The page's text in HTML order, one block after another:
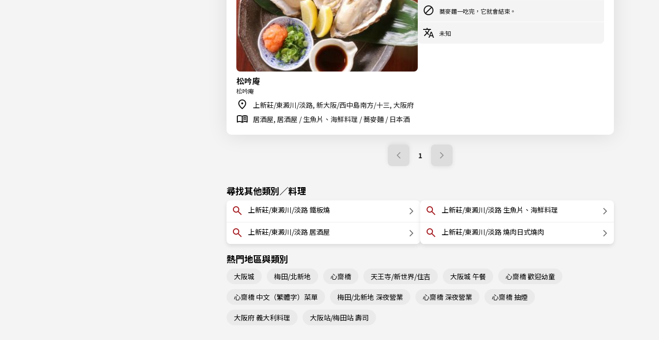
松吟庵
松吟庵
上新莊/東澱川/淡路, 新大阪/西中島南方/十三, 大阪府
居酒屋, 居酒屋 / 生魚片、海鮮料理 / 蕎麥麵 / 日本酒
蕎麥麵一吃完，它就會結束。
未知
1
尋找其他類別／料理
上新莊/東澱川/淡路 鐵板燒
上新莊/東澱川/淡路 居酒屋
上新莊/東澱川/淡路 生魚片、海鮮料理
上新莊/東澱川/淡路 燒肉日式燒肉
熱門地區與類別
大阪城 梅田/北新地 心齋橋 天王寺/新世界/住吉 大阪城 午餐 心齋橋 歡迎幼童
心齋橋 中文（繁體字）菜單 梅田/北新地 深夜營業 心齋橋 深夜營業 心齋橋 抽煙
大阪府 義大利料理 大阪站/梅田站 壽司